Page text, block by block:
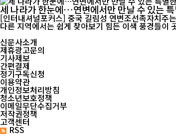
세 나라가 한눈에…연변에서만 만날 수 있는
[인터내셔널포커스] 중국 길림성 연변조선족자치주
신문사소개
제휴광고문의
기사제보
간편결제
정기구독신청
이용약관
개인정보처리방침
청소년보호정책
이메일무단수집거부
저작권정책
고객센터
RSS